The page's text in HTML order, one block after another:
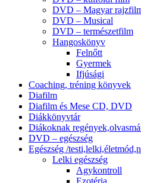
DVD – Magyar
DVD – Musical
DVD – természetfilm
Hangoskönyv
Felnőtt
Gyermek
Ifjúsági
Coaching, tréning könyvek
Diafilm
Diafilm és Mese CD, DVD
Diákkönyvtár
Diákoknak
DVD – egészség
Egészség /
Lelki egészség
Agykontroll
Ezotéria